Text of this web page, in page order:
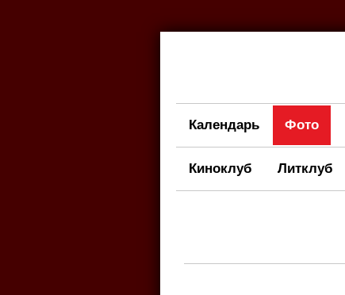
Календарь Фото
Киноклуб Литклуб